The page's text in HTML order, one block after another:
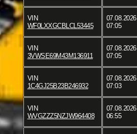
VIN
WF0LXXGCBLCL53445
07.08.2026
07:05
VIN
3VWSE69M43M136911
07.08.2026
07:05
VIN
1C4GJ25B23B246932
07.08.2026
07:03
VIN
WVGZZZ5NZJW964408
07.08.2026
06:55